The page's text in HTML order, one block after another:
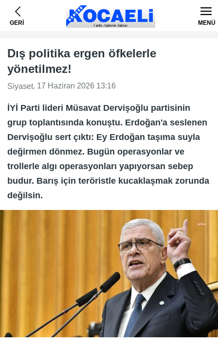
GERİ MENÜ
Dış politika ergen öfkelerle
yönetilmez!
Siyaset, 17 Haziran 2026 13:16
İYİ Parti lideri Müsavat Dervişoğlu partisinin
grup toplantısında konuştu. Erdoğan'a seslenen
Dervişoğlu sert çıktı: Ey Erdoğan taşıma suyla
değirmen dönmez. Bugün operasyonlar ve
trollerle algı operasyonları yapıyorsan sebep
budur. Barış için teröristle kucaklaşmak zorunda
değilsin.